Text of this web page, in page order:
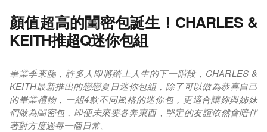
顏值超高的閨密包誕生！CHARLES &
KEITH推超Q迷你包組
畢業季來臨，許多人即將踏上人生的下一階段，CHARLES &
KEITH最新推出的戀戀夏日迷你包組，除了可以做為恭喜自己
的畢業禮物，一組4款不同風格的迷你包，更適合讓妳與姊妹
們做為閨密包，即便未來要各奔東西，堅定的友誼依然會陪伴
著對方度過每一個日常。